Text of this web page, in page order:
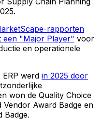
rapporten
een "Major Player" voor
en operationele
ERP werd in 2025 door
won de Quality Choice
Vendor Award Badge en
Badge.